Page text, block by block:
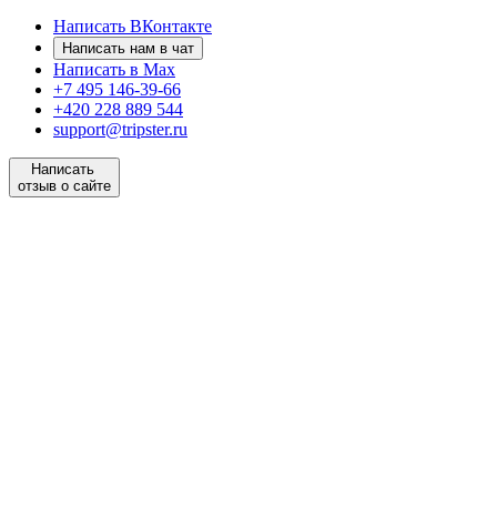
Написать ВКонтакте
Написать нам в чат
Написать в Max
+7 495 146-39-66
+420 228 889 544
support@tripster.ru
Написать
отзыв о сайте